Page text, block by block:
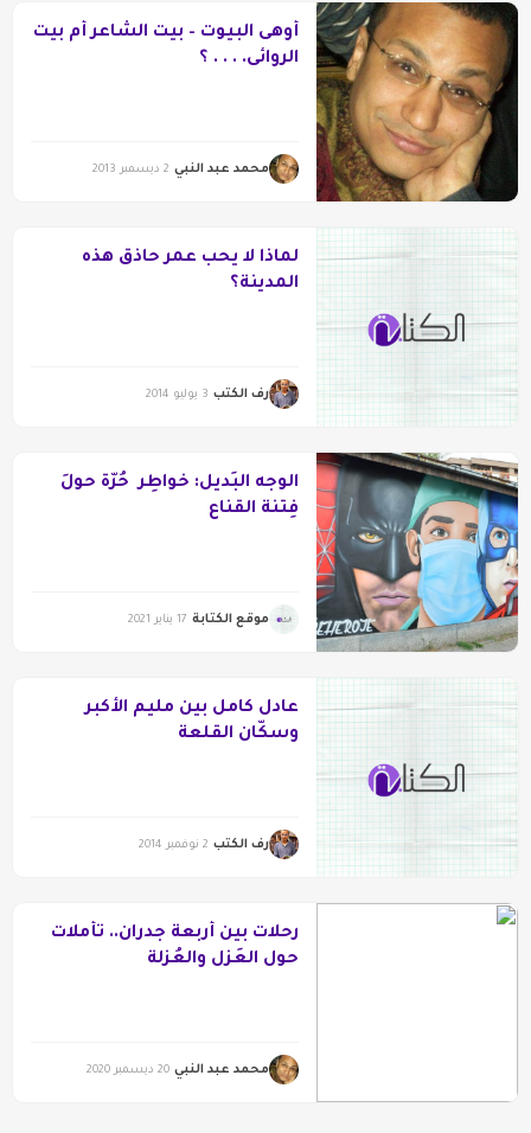
أوهى البيوت – بيت الشاعر أم بيت
الروائى. . . . ؟
محمد عبد النبي 2 ديسمبر 2013
لماذا لا يحب عمر حاذق هذه
المدينة؟
رف الكتب 3 يوليو 2014
الوجه البَديل: خواطِر حُرّة حولَ
فِتنة القناع
موقع الكتابة 17 يناير 2021
عادل كامل بين مليم الأكبر
وسكّان القلعة
رف الكتب 2 نوفمبر 2014
رحلات بين أربعة جدران.. تأملات
حول العَزل والعُزلة
محمد عبد النبي 20 ديسمبر 2020